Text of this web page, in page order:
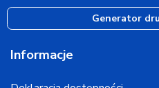
Generator
Informacje